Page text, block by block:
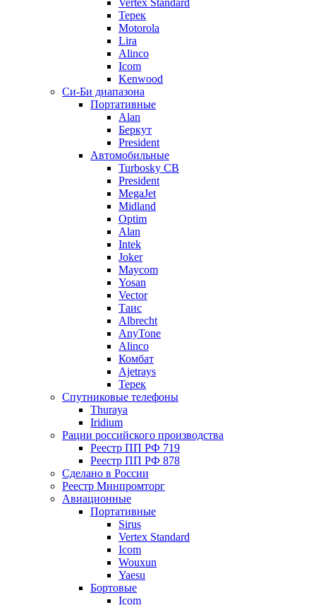
Vertex Standard
Терек
Motorola
Lira
Alinco
Icom
Kenwood
Си-Би диапазона
Портативные
Alan
Беркут
President
Автомобильные
Turbosky CB
President
MegaJet
Midland
Optim
Alan
Intek
Joker
Maycom
Yosan
Vector
Таис
Albrecht
AnyTone
Alinco
Комбат
Ajetrays
Терек
Спутниковые телефоны
Thuraya
Iridium
Рации российского производства
Реестр ПП РФ 719
Реестр ПП РФ 878
Сделано в России
Реестр Минпромторг
Авиационные
Портативные
Sirus
Vertex Standard
Icom
Wouxun
Yaesu
Бортовые
Icom